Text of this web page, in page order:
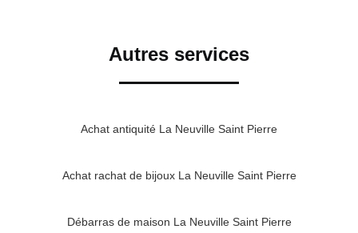
Autres services
Achat antiquité La Neuville Saint Pierre
Achat rachat de bijoux La Neuville Saint Pierre
Débarras de maison La Neuville Saint Pierre